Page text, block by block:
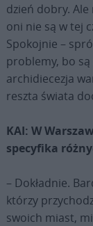
dzień dobry. Ale
oni nie są w tej
Spokojnie –
problemy, bo są
archidiecezja
reszta świata
KAI: W
specyfika
– Dokładnie.
którzy
swoich miast,